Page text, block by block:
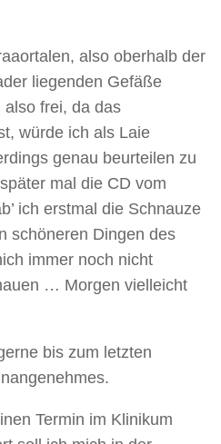
also oberhalb der
liegenden Gefäße
also frei, da das
würde ich als Laie
genau beurteilen zu
mal die CD vom
ich erstmal die Schnauze
schöneren Dingen des
immer noch nicht
… Morgen vielleicht
bis zum letzten
Termin im Klinikum